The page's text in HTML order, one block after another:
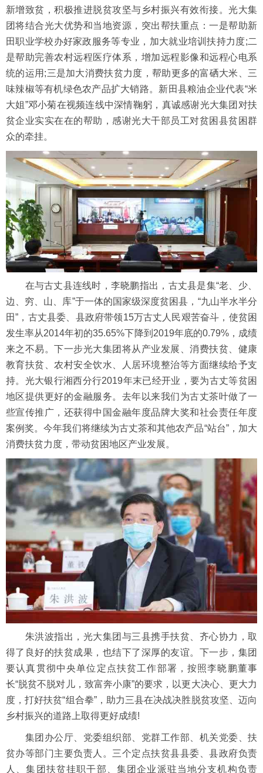
新增致贫，积极推进脱贫攻坚与乡村振兴有效衔接。光大集
团将结合光大优势和当地资源，突出帮扶重点：一是帮助新
田职业学校办好家政服务等专业，加大就业培训扶持力度;二
是帮助完善农村远程医疗体系，增加远程影像和远程心电系
统的运用;三是加大消费扶贫力度，帮助更多的富硒大米、三
味辣椒等有机绿色农产品扩大销路。新田县粮油企业代表“米
大姐”邓小菊在视频连线中深情鞠躬，真诚感谢光大集团对扶
贫企业实实在在的帮助，感谢光大干部员工对贫困县贫困群
众的牵挂。
在与古丈县连线时，李晓鹏指出，古丈县是集“老、少、
边、穷、山、库”于一体的国家级深度贫困县，“九山半水半分
田”，古丈县委、县政府带领15万古丈人民艰苦奋斗，使贫困
发生率从2014年初的35.65%下降到2019年底的0.79%，成绩
来之不易。下一步光大集团将从产业发展、消费扶贫、健康
教育扶贫、农村安全饮水、人居环境整治等方面继续给予支
持。光大银行湘西分行2019年末已经开业，要为古丈等贫困
地区提供更好的金融服务。去年以来我们为古丈茶叶做了一
些宣传推广，还获得中国金融年度品牌大奖和社会责任年度
案例奖。今年我们将继续为古丈茶和其他农产品“站台”，加大
消费扶贫力度，带动贫困地区产业发展。
朱洪波指出，光大集团与三县携手扶贫、齐心协力，取
得了良好的扶贫成果，也结下了深厚的友谊。下一步，集团
要认真贯彻中央单位定点扶贫工作部署，按照李晓鹏董事
长“脱贫不脱对儿，致富奔小康”的要求，以更大决心、更大力
度，打好扶贫“组合拳”，助力三县在决战决胜脱贫攻坚、迈向
乡村振兴的道路上取得更好成绩!
集团办公厅、党委组织部、党群工作部、机关党委、扶
贫办等部门主要负责人。三个定点扶贫县县委、县政府负责
人、集团扶贫挂职干部、集团企业派驻当地分支机构负责